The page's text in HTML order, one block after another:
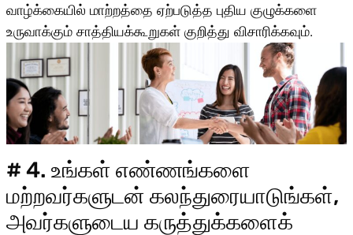
வாழ்க்கையில் மாற்றத்தை ஏற்படுத்த புதிய குழுக்களை
உருவாக்கும் சாத்தியக்கூறுகள் குறித்து விசாரிக்கவும்.
# 4. உங்கள் எண்ணங்களை
மற்றவர்களுடன் கலந்துரையாடுங்கள்,
அவர்களுடைய கருத்துக்களைக்